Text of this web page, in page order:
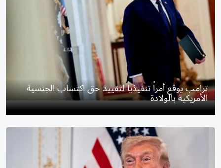
ترامب يوقع أمراً تنفيذياً لتقييد حق اكتساب الجنسية
الأمريكية بالولادة